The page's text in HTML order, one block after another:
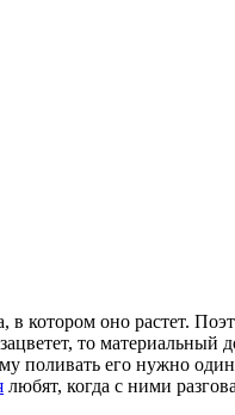
котором оно растет.
то материальный
поливать его нужно
любят, когда с ними